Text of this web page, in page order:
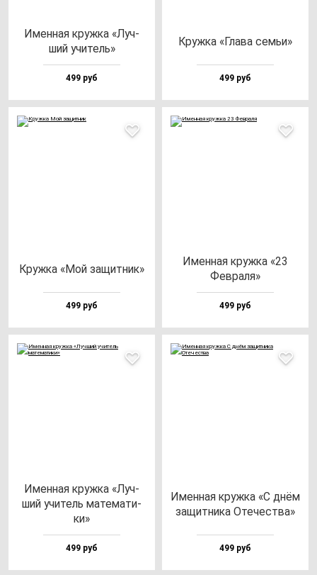
Имен­ная круж­ка «Луч­
ший учи­тель»
499 руб
Круж­ка «Гла­ва cемьи»
499 руб
Круж­ка «Мой за­щит­ник»
499 руб
Имен­ная круж­ка «23
Фев­ра­ля»
499 руб
Имен­ная круж­ка «Луч­
ший учи­тель ма­те­ма­ти­
ки»
499 руб
Имен­ная круж­ка «С днём
за­щит­ни­ка Оте­чес­тва»
499 руб